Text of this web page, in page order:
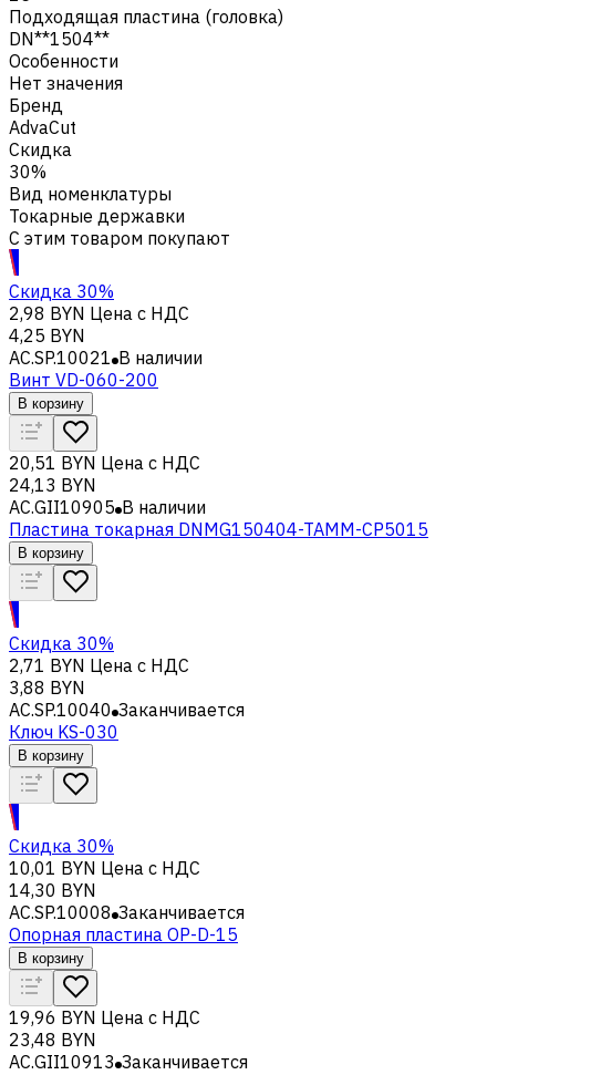
Подходящая пластина (головка)
DN**1504**
Особенности
Нет значения
Бренд
AdvaCut
Скидка
30%
Вид номенклатуры
Токарные державки
С этим товаром покупают
Скидка 30%
2,98 BYN Цена с НДС
4,25 BYN
AC.SP.10021 В наличии
Винт VD-060-200
В корзину
20,51 BYN Цена с НДС
24,13 BYN
AC.GII10905 В наличии
Пластина токарная DNMG150404-TAMM-CP5015
В корзину
Скидка 30%
2,71 BYN Цена с НДС
3,88 BYN
AC.SP.10040 Заканчивается
Ключ KS-030
В корзину
Скидка 30%
10,01 BYN Цена с НДС
14,30 BYN
AC.SP.10008 Заканчивается
Опорная пластина OP-D-15
В корзину
19,96 BYN Цена с НДС
23,48 BYN
AC.GII10913 Заканчивается